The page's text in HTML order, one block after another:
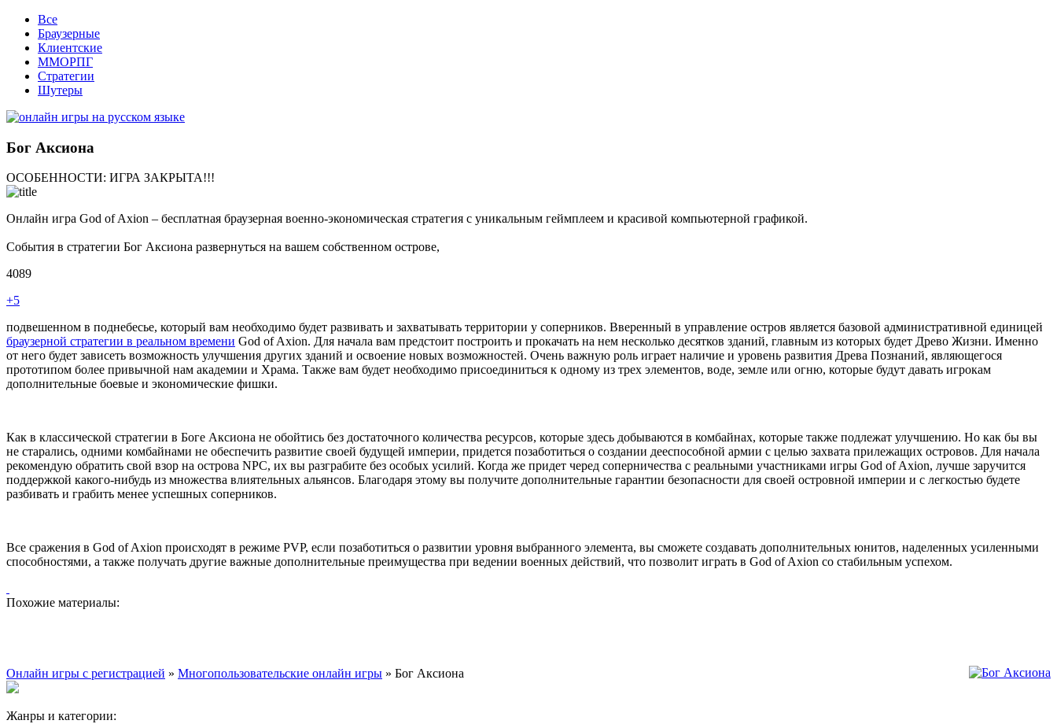
Все
Браузерные
Клиентские
ММОРПГ
Стратегии
Шутеры
Бог Аксиона
ОСОБЕННОСТИ: ИГРА ЗАКРЫТА!!!
Онлайн игра God of Axion – бесплатная браузерная военно-экономическая стратегия с уникальным геймплеем и красивой компьютерной графикой.
События в стратегии Бог Аксиона развернуться на вашем собственном острове,
4089
+5
подвешенном в поднебесье, который вам необходимо будет развивать и захватывать территории у соперников. Вверенный в управление остров является базовой административной единицей
браузерной стратегии в реальном времени God of Axion. Для начала вам предстоит построить и прокачать на нем несколько десятков зданий, главным из которых будет Древо Жизни. Именно
от него будет зависеть возможность улучшения других зданий и освоение новых возможностей. Очень важную роль играет наличие и уровень развития Древа Познаний, являющегося
прототипом более привычной нам академии и Храма. Также вам будет необходимо присоединиться к одному из трех элементов, воде, земле или огню, которые будут давать игрокам
дополнительные боевые и экономические фишки.
Как в классической стратегии в Боге Аксиона не обойтись без достаточного количества ресурсов, которые здесь добываются в комбайнах, которые также подлежат улучшению. Но как бы вы
не старались, одними комбайнами не обеспечить развитие своей будущей империи, придется позаботиться о создании дееспособной армии с целью захвата прилежащих островов. Для начала
рекомендую обратить свой взор на острова NPC, их вы разграбите без особых усилий. Когда же придет черед соперничества с реальными участниками игры God of Axion, лучше заручится
поддержкой какого-нибудь из множества влиятельных альянсов. Благодаря этому вы получите дополнительные гарантии безопасности для своей островной империи и с легкостью будете
разбивать и грабить менее успешных соперников.
Все сражения в God of Axion происходят в режиме PVP, если позаботиться о развитии уровня выбранного элемента, вы сможете создавать дополнительных юнитов, наделенных усиленными
способностями, а также получать другие важные дополнительные преимущества при ведении военных действий, что позволит играть в God of Axion со стабильным успехом.
Похожие материалы:
Онлайн игры с регистрацией » Многопользовательские онлайн игры » Бог Аксиона
Жанры и категории: